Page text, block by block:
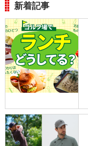
新着記事